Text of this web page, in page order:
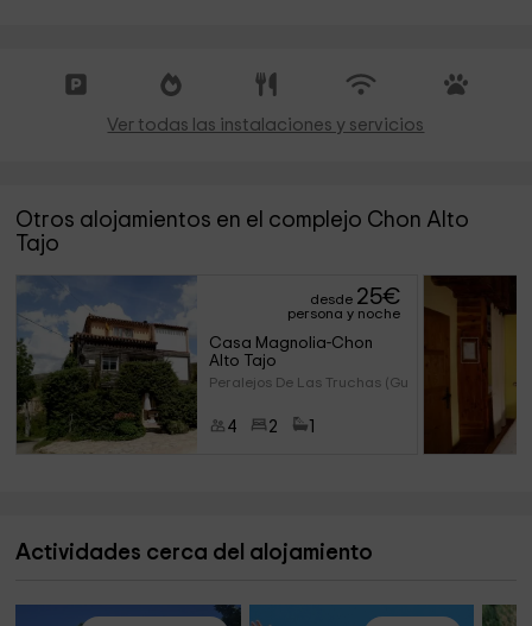
Ver todas las instalaciones y servicios
Otros alojamientos en el complejo Chon Alto
Tajo
desde 25€
persona y noche
Casa Magnolia-Chon
Alto Tajo
Peralejos De Las Truchas (Guad
4 2
Actividades cerca del alojamiento